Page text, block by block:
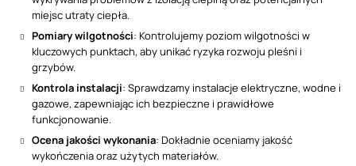
miejsc utraty ciepła.
Pomiary wilgotności: Kontrolujemy poziom wilgotności w
kluczowych punktach, aby unikać ryzyka rozwoju pleśni i
grzybów.
Kontrola instalacji: Sprawdzamy instalacje elektryczne, wodne i
gazowe, zapewniając ich bezpieczne i prawidłowe
funkcjonowanie.
Ocena jakości wykonania: Dokładnie oceniamy jakość
wykończenia oraz użytych materiałów.